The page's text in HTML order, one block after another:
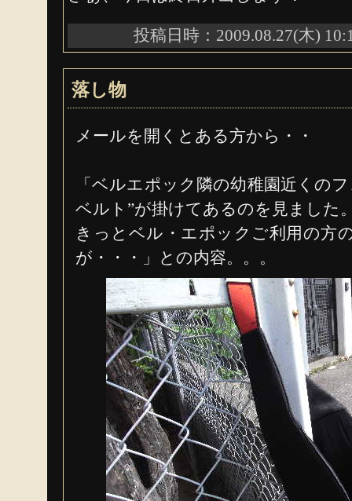
投稿日時：2009.08.27(木)
落し物
メールを開くとある方から・・
「ベルエポック隣の幼稚園近くの
ベルト”が掛けてあるのを見ました
きっとベル・エポックご利用の方
が・・・」との内容。。。